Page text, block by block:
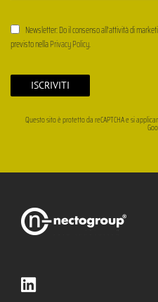
Newsletter: Do il consenso all'attività di
previsto nellaPrivacy Policy.
Questo sito è protetto da reCAPTCHA e si